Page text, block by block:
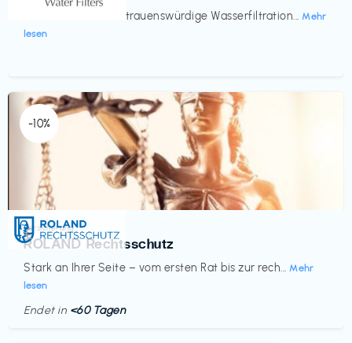
Seit 200 Jahren vertrauenswürdige Wasserfiltration... Mehr
lesen
-10%
Versicherung
ROLAND Rechtsschutz
Stark an Ihrer Seite – vom ersten Rat bis zur rech... Mehr
lesen
€‎
Endet in <60 Tagen